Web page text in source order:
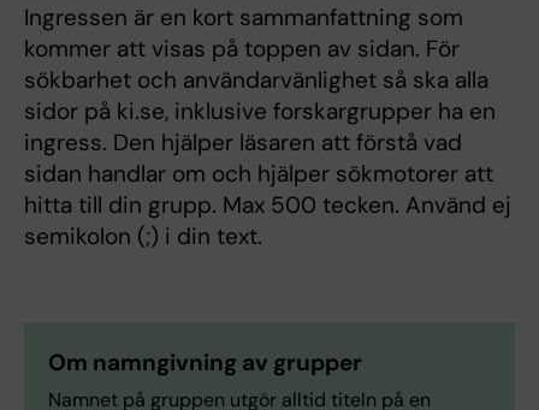
Ingressen är en kort sammanfattning som
kommer att visas på toppen av sidan. För
sökbarhet och användarvänlighet så ska alla
sidor på ki.se, inklusive forskargrupper ha en
ingress. Den hjälper läsaren att förstå vad
sidan handlar om och hjälper sökmotorer att
hitta till din grupp. Max 500 tecken. Använd ej
semikolon (;) i din text.
Om namngivning av grupper
Namnet på gruppen utgör alltid titeln på en